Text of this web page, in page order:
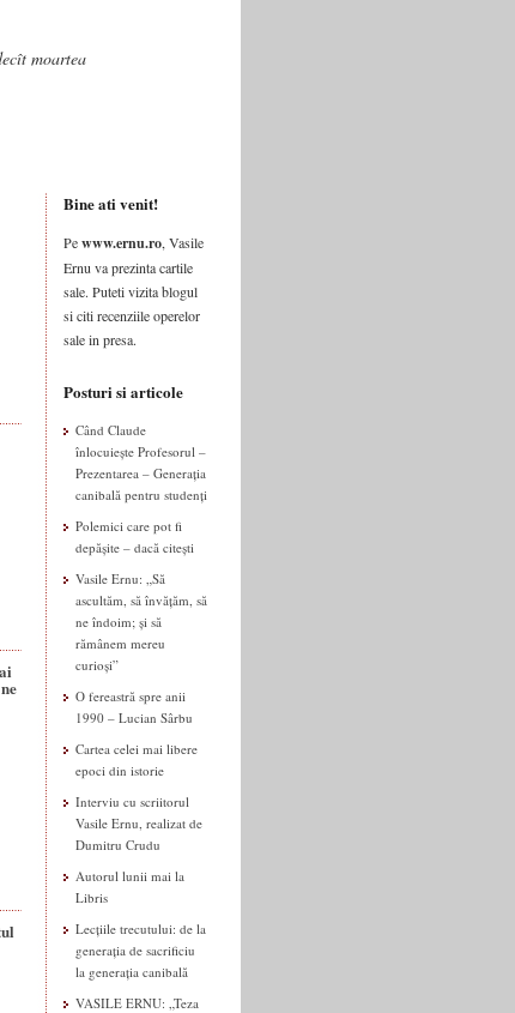
moartea
Bine ati venit!
Pewww.ernu.ro, Vasile
Ernu va prezinta cartile
sale. Puteti vizita blogul
si citi recenziile operelor
sale in presa.
Posturi si articole
Când Claude
înlocuiește Profesorul –
Prezentarea – Generația
canibală pentru studenți
Polemici care pot fi
depășite – dacă citești
Vasile Ernu: „Să
ascultăm, să învățăm, să
ne îndoim; și să
rămânem mereu
curioși”
O fereastră spre anii
1990 – Lucian Sârbu
Cartea celei mai libere
epoci din istorie
Interviu cu scriitorul
Vasile Ernu, realizat de
Dumitru Crudu
Autorul lunii mai la
Libris
Lecțiile trecutului: de la
generația de sacrificiu
la generația canibală
VASILE ERNU: „Teza